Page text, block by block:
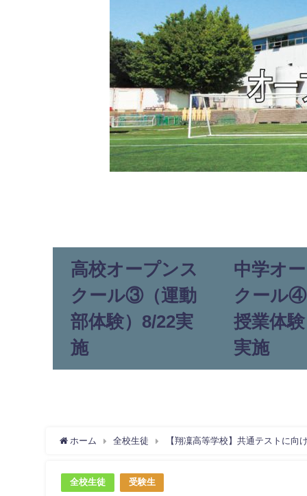
高校オープンス
クール③（運動
部体験）8/22実
施
中学オ
クール④
授業体
実施
ホーム 全校生徒 【翔凜高等学校】共通テストに向
全校生徒 受験生